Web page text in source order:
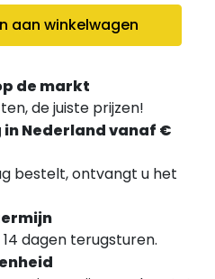
de markt
de juiste prijzen!
Nederland vanaf €
bestelt, ontvangt u het
dagen terugsturen.
aan winkelwagen